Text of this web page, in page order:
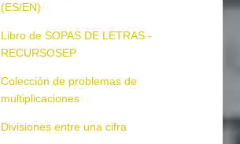
(ES/EN)
Libro de SOPAS DE LETRAS -
RECURSOSEP
Colección de problemas de
multiplicaciones
Divisiones entre una cifra